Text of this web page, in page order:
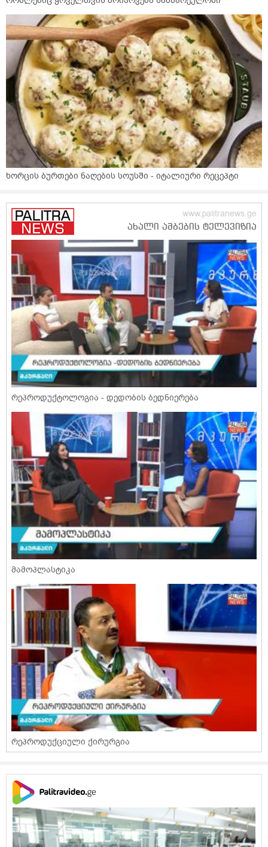
ხორცის ბურთები ნაღების სოუსში - იტალიური რეცეპტი
რეპროდუქტოლოგია - დედობის ბედნიერება
მამოპლასტიკა
რეპროდუქციული ქირურგია